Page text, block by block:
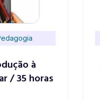
à
/ 35 horas